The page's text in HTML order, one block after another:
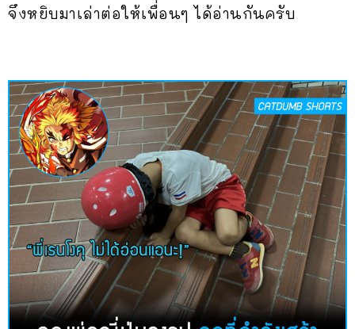
จึงหยิบมาเล่าต่อให้เพื่อนๆ ได้อ่านกันครับ